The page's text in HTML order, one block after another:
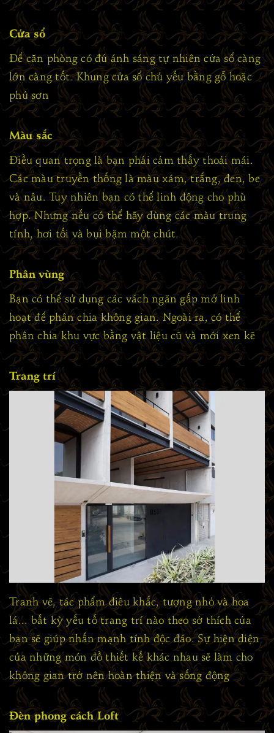
Cửa sổ
Để căn phòng có đủ ánh sáng tự nhiên cửa sổ càng
lớn càng tốt. Khung cửa sổ chủ yếu bằng gỗ hoặc
phủ sơn
Màu sắc
Điều quan trọng là bạn phải cảm thấy thoải mái.
Các màu truyền thống là màu xám, trắng, đen, be
và nâu. Tuy nhiên bạn có thể linh động cho phù
hợp. Nhưng nếu có thể hãy dùng các màu trung
tính, hơi tối và bụi bặm một chút.
Phân vùng
Bạn có thể sử dụng các vách ngăn gấp mở linh
hoạt để phân chia không gian. Ngoài ra, có thể
phân chia khu vực bằng vật liệu cũ và mới xen kẽ
Trang trí
Tranh vẽ, tác phẩm điêu khắc, tượng nhỏ và hoa
lá... bất kỳ yếu tố trang trí nào theo sở thích của
bạn sẽ giúp nhấn mạnh tính độc đáo. Sự hiện diện
của những món đồ thiết kế khác nhau sẽ làm cho
không gian trở nên hoàn thiện và sống động
Đèn phong cách Loft